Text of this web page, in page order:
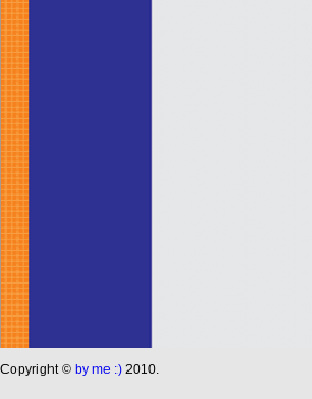
Сopyright © by me :) 2010.